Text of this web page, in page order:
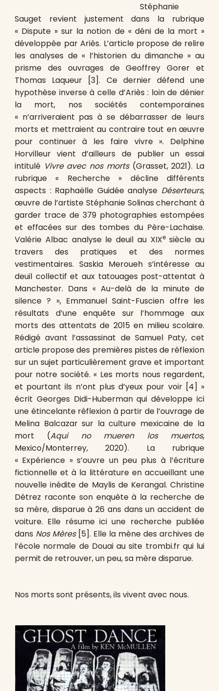
Stéphanie
Sauget revient justement dans la rubrique
« Dispute » sur la notion de « déni de la mort »
développée par Ariès. L’article propose de relire
les analyses de « l’historien du dimanche » au
prisme des ouvrages de Geoffrey Gorer et
Thomas Laqueur
[3]. Ce dernier défend une
hypothèse inverse à celle d’Ariès : loin de dénier
la mort, nos sociétés contemporaines
« n’arriveraient pas à se débarrasser de leurs
morts et mettraient au contraire tout en œuvre
pour continuer à les faire vivre ». Delphine
Horvilleur vient d’ailleurs de publier un essai
intitulé Vivre avec nos morts (Grasset, 2021). La
rubrique « Recherche » décline différents
aspects : Raphaëlle Guidée analyse Déserteurs,
œuvre de l’artiste Stéphanie Solinas cherchant à
garder trace de 379 photographies estompées
et effacées sur des tombes du Père-Lachaise.
Valérie Albac analyse le deuil au XIXesiècle au
travers des pratiques et des normes
vestimentaires. Saskia Meroueh s’intéresse au
deuil collectif et aux tatouages post-attentat à
Manchester. Dans « Au-delà de la minute de
silence ? », Emmanuel Saint-Fuscien offre les
résultats d’une enquête sur l’hommage aux
morts des attentats de 2015 en milieu scolaire.
Rédigé avant l’assassinat de Samuel Paty, cet
article propose des premières pistes de réflexion
sur un sujet particulièrement grave et important
pour notre société. « Les morts nous regardent,
et pourtant ils n’ont plus d’yeux pour voir [4] »
écrit Georges Didi-Huberman qui développe ici
une étincelante réflexion à partir de l’ouvrage de
Melina Balcazar sur la culture mexicaine de la
mort (Aqui no mueren los muertos,
Mexico/Monterrey, 2020). La rubrique
« Expérience » s’ouvre un peu plus à l’écriture
fictionnelle et à la littérature en accueillant une
nouvelle inédite de Maylis de Kerangal. Christine
Détrez raconte son enquête à la recherche de
sa mère, disparue à 26 ans dans un accident de
voiture. Elle résume ici une recherche publiée
dans Nos Mères [5]. Elle la mène des archives de
l’école normale de Douai au site trombi.fr qui lui
permit de retrouver, un peu, sa mère disparue.
Nos morts sont présents, ils vivent avec nous.